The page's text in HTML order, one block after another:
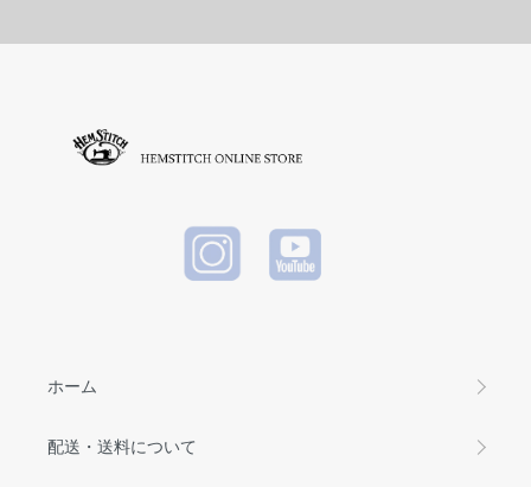
T-SHIRT (
S/S Tee)
S/S Tee)
ホーム
配送・送料について